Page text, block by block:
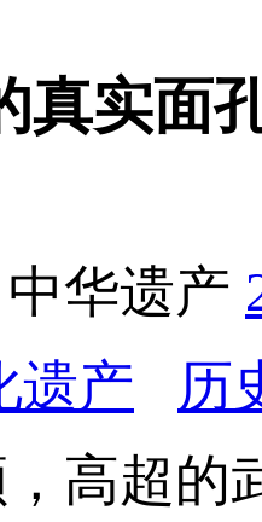
真实面
华遗产
遗产
历
高超